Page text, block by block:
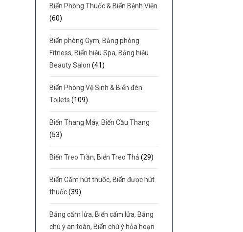
Biển Phòng Thuốc & Biển Bệnh Viện
(60)
Biển phòng Gym, Bảng phòng
Fitness, Biển hiệu Spa, Bảng hiệu
Beauty Salon (41)
Biển Phòng Vệ Sinh & Biển đèn
Toilets (109)
Biển Thang Máy, Biển Cầu Thang
(53)
Biển Treo Trần, Biển Treo Thả (29)
Biển Cấm hút thuốc, Biển được hút
thuốc(39)
Bảng cấm lửa, Biển cấm lửa, Bảng
chú ý an toàn, Biển chú ý hỏa hoạn